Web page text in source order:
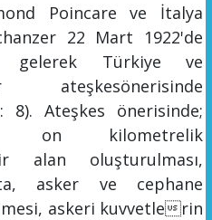
Poincare ve İtalya
22 Mart 1922'de
Türkiye ve
ateşkesönerisinde
8). Ateşkes önerisinde;
on kilometrelik
alan oluşturulması,
asker ve cephane
askeri kuvvetlerin